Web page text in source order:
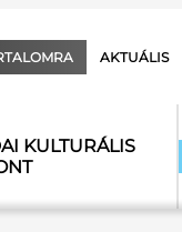
AKTUÁLIS
KULTURÁLIS